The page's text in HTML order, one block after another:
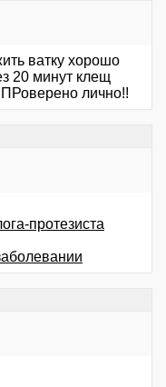
ватку хорошо
20 минут клещ
лично!!
протезиста